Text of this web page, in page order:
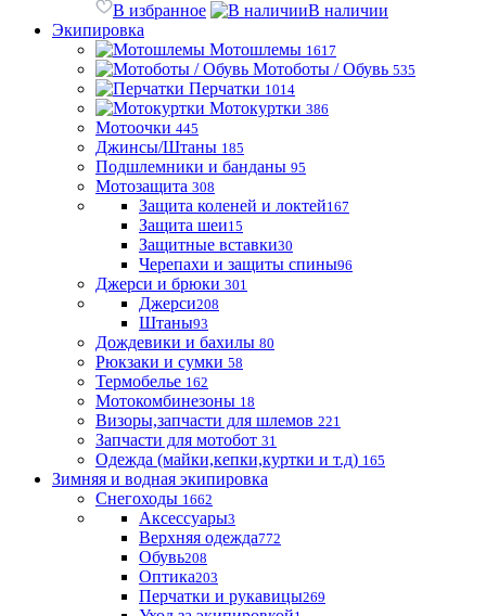
В избранное
В наличии
Экипировка
Мотошлемы 1617
Мотоботы / Обувь 535
Перчатки 1014
Мотокуртки 386
Мотоочки 445
Джинсы/Штаны 185
Подшлемники и банданы 95
Мотозащита 308
Защита коленей и локтей167
Защита шеи15
Защитные вставки30
Черепахи и защиты спины96
Джерси и брюки 301
Джерси208
Штаны93
Дождевики и бахилы 80
Рюкзаки и сумки 58
Термобелье 162
Мотокомбинезоны 18
Визоры,запчасти для шлемов 221
Запчасти для мотобот 31
Одежда (майки,кепки,куртки и т.д) 165
Зимняя и водная экипировка
Снегоходы 1662
Аксессуары3
Верхняя одежда772
Обувь208
Оптика203
Перчатки и рукавицы269